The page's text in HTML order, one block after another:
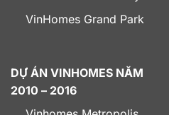
VinHomes Grand Park
DỰ ÁN VINHOMES NĂM
2010 – 2016